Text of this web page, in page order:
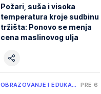
Požari, suša i visoka
temperatura kroje sudbinu
tržišta: Ponovo se menja
cena maslinovog ulja
OBRAZOVANJE I EDUKA… PRE 6 H